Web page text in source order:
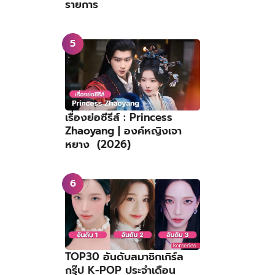
รายการ
เรื่องย่อซีรีส์ : Princess
Zhaoyang | องค์หญิงเจา
หยาง (2026)
TOP30 อันดับสมาชิกเกิร์ล
กรุ๊ป K-POP ประจำเดือน